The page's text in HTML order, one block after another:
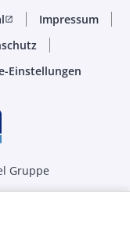
open_in_new
Impressum
Einstellungen
Gruppe